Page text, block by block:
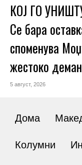
КОЈ ГО
Се бара
споменува
жестоко
5 август, 2026
Дома
Колумни